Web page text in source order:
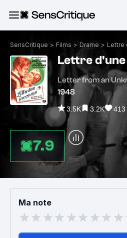
SensCritique > Films > Drame > Lettre
Lettre
Letter from an
1948
3.5K 3.2K 413
7.9
Ma note